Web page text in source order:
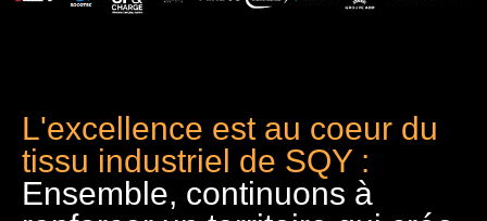
L'excellence est au coeur du
tissu industriel de SQY :
Ensemble, continuons à